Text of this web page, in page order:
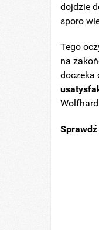
dojdzie
sporo
Tego
na
doczeka